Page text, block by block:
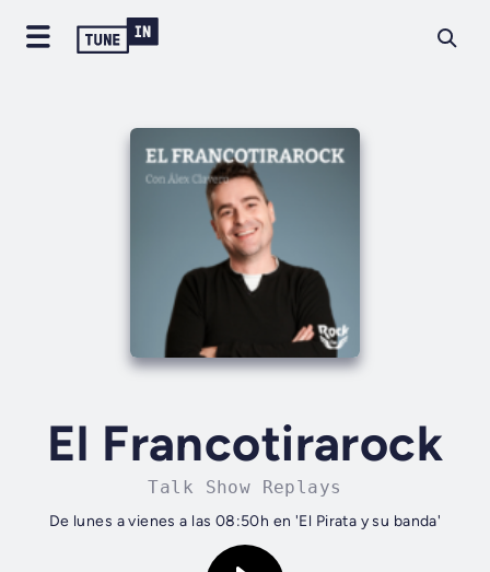
El Francotirarock
Talk Show Replays
De lunes a vienes a las 08:50h en 'El Pirata y su banda'